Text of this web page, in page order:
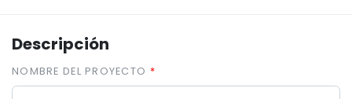
Descripción
NOMBRE DEL PROYECTO